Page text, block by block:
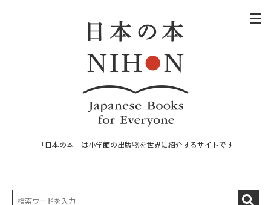
「日本の本」は小学館の出版物を世界に紹介するサイトです